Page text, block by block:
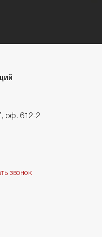
оф. 612-2
звонок